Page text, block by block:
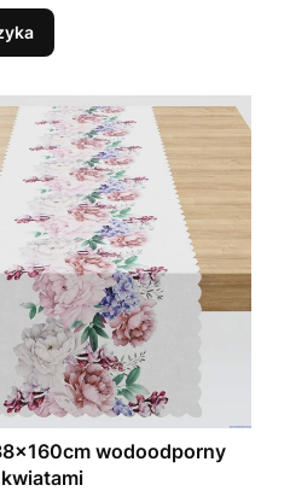
wodoodporny